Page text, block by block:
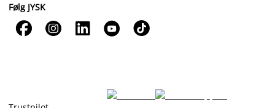
Følg JYSK
    